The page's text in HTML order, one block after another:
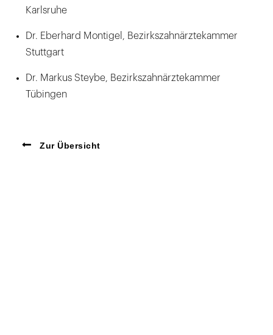
Karlsruhe
Dr. Eberhard Montigel, Bezirkszahnärztekammer
Stuttgart
Dr. Markus Steybe, Bezirkszahnärztekammer
Tübingen
Zur Übersicht